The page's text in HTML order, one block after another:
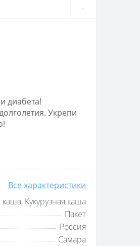
диабета!
Укрепи
Все характеристики
Кукурузная каша
Пакет
Россия
Самара